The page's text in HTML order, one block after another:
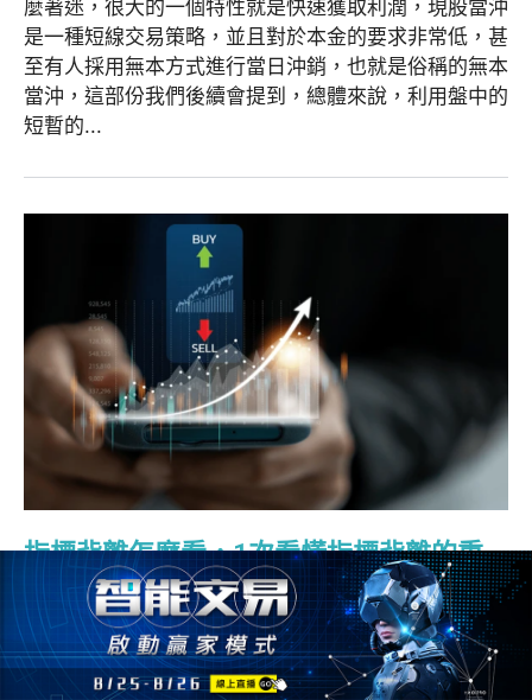
麼著迷，很大的一個特性就是快速獲取利潤，現股當沖
是一種短線交易策略，並且對於本金的要求非常低，甚
至有人採用無本方式進行當日沖銷，也就是俗稱的無本
當沖，這部份我們後續會提到，總體來說，利用盤中的
短暫的...
指標背離怎麼看，1次看懂指標背離的重
要交易暗示 !
2025/02/18 1001人 指標背離
指標背離01. 什麼是指標背離？ 指標背離（Indicator